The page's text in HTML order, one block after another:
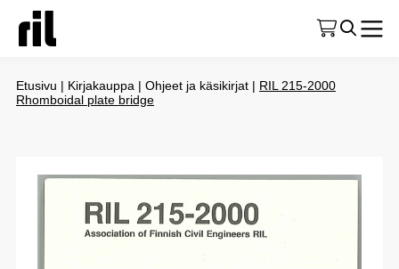
Etusivu | Kirjakauppa | Ohjeet ja käsikirjat | RIL 215-2000
Rhomboidal plate bridge